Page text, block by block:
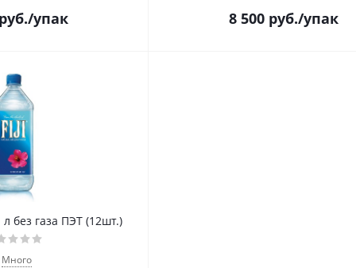
/упак 8 500 руб./упак
без газа ПЭТ (12шт.)
Много